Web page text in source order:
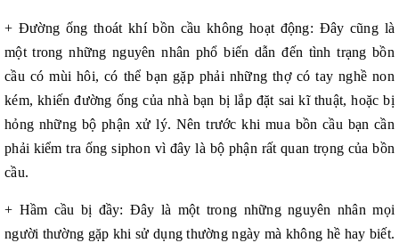
+ Đường ống thoát khí bồn cầu không hoạt động: Đây cũng là
một trong những nguyên nhân phổ biến dẫn đến tình trạng bồn
cầu có mùi hôi, có thể bạn gặp phải những thợ có tay nghề non
kém, khiến đường ống của nhà bạn bị lắp đặt sai kĩ thuật, hoặc bị
hỏng những bộ phận xử lý. Nên trước khi mua bồn cầu bạn cần
phải kiểm tra ống siphon vì đây là bộ phận rất quan trọng của bồn
cầu.
+ Hầm cầu bị đầy: Đây là một trong những nguyên nhân mọi
người thường gặp khi sử dụng thường ngày mà không hề hay biết.